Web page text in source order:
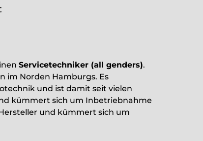
Servicetechniker (all genders).
im Norden Hamburgs. Es
und ist damit seit vielen
kümmert sich um Inbetriebnahme
und kümmert sich um